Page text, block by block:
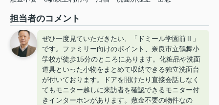
担当者のコメント
ぜひ一度見ていただきたい、「ドミール学園前Ⅱ」
です。ファミリー向けのポイント、奈良市立鶴舞小
学校が徒歩15分のところにあります。化粧品や洗面
道具といった小物をまとめて収納できる独立洗面台
が付いております。ドアを開けたり直接会話しなく
てもモニター越しに来訪者を確認できるモニター付
きインターホンがあります。敷金不要の物件なの